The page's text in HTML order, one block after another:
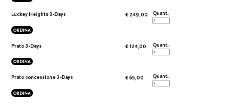
Luckey Heights 3-Days € 249,00 Quant.
ORDINA
Prato 3-Days € 124,00 Quant.
ORDINA
Prato concessione 3-Days € 65,00 Quant.
ORDINA